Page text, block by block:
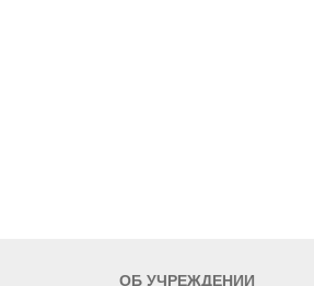
ОБ УЧРЕЖДЕНИИ